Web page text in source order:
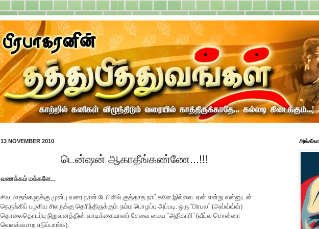
13 NOVEMBER 2010
டென்ஷன் ஆகாதீங்கண்ணே...!!!
வணக்கம் மக்களே...
சில மாதங்களுக்கு முன்பு வரை நான் டேபிளில் குத்தாத நாட்களே இல்லை. ஏன் என்று என்னுடன்
நெருங்கிப் பழகிய சிலருக்கு தெரிந்திருக்கும். நம்ம பொழப்பு அப்படி. ஒரு “பிரபல” (அவ்வ்வ்வ்)
தொலைதொடர்பு நிறுவனத்தின் வாடிக்கையாளர் சேவை மைய “அதிகாரி” (வீட்ல சொன்னா
வெளக்கமாற எடுப்பாங்க).